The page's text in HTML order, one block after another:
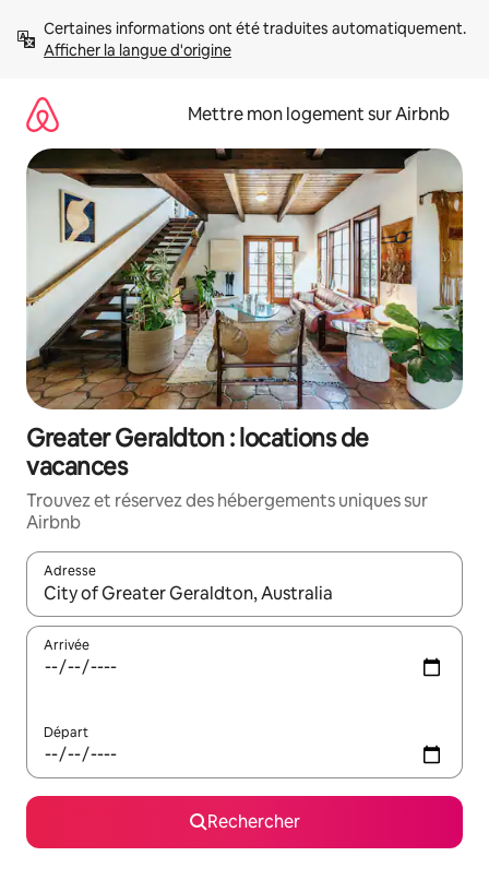
directement
Afficher la langue d'origine
Mettre mon logement sur Airbnb
Greater Geraldton : locations de
vacances
Trouvez et réservez des hébergements uniques sur
Airbnb
Adresse
Lorsque les résultats s'affichent, utilisez les flèches vers le
Arrivée
Départ
Rechercher